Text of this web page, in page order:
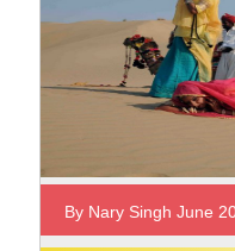
By Nary Singh June